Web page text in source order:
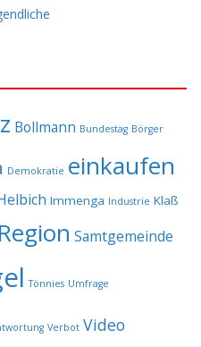
Bollmann Bundestag Börger
Demokratie einkaufen
Immenga Industrie Klaß
Region Samtgemeinde
Tönnies Umfrage
Verbot Video